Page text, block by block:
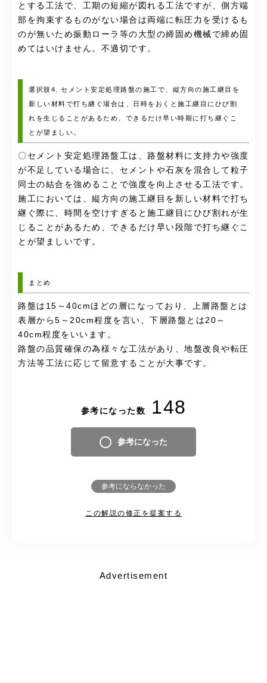
とする工法で、工期の短縮が図れる工法ですが、側方端
部を拘束するものがない場合は両端に転圧力を受けるも
のが無いため振動ローラ等の大型の締固め機械で締め固
めてはいけません。不適切です。
選択肢4. セメント安定処理路盤の施工で、縦方向の施工継目を
新しい材料で打ち継ぐ場合は、日時をおくと施工継目にひび割
れを生じることがあるため、できるだけ早い時期に打ち継ぐこ
とが望ましい。
〇セメント安定処理路盤工は、路盤材料に支持力や強度
が不足している場合に、セメントや石灰を混合して粒子
同士の結合を強めることで強度を向上させる工法です。
施工においては、縦方向の施工継目を新しい材料で打ち
継ぐ際に、時間を空けすぎると施工継目にひび割れが生
じることがあるため、できるだけ早い段階で打ち継ぐこ
とが望ましいです。
まとめ
路盤は15～40cmほどの層になっており、上層路盤とは
表層から5～20cm程度を言い、下層路盤とは20～
40cm程度をいいます。
路盤の品質確保の為様々な工法があり、地盤改良や転圧
方法等工法に応じて留意することが大事です。
参考になった数 148
参考になった
参考にならなかった
この解説の修正を提案する
Advertisement